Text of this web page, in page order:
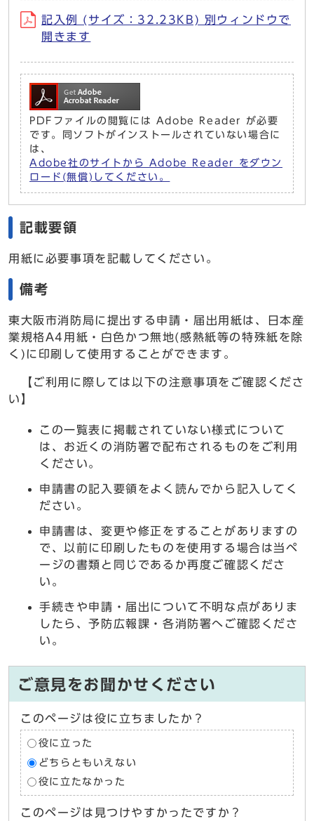
記入例 (サイズ：32.23KB) 別ウィンドウで
開きます
PDFファイルの閲覧には Adobe Reader が必要
です。同ソフトがインストールされていない場合に
は、
Adobe社のサイトから Adobe Reader をダウン
ロード(無償)してください。
記載要領
用紙に必要事項を記載してください。
備考
東大阪市消防局に提出する申請・届出用紙は、日本産
業規格A4用紙・白色かつ無地(感熱紙等の特殊紙を除
く)に印刷して使用することができます。
【ご利用に際しては以下の注意事項をご確認くださ
い】
この一覧表に掲載されていない様式について
は、お近くの消防署で配布されるものをご利用
ください。
申請書の記入要領をよく読んでから記入してく
ださい。
申請書は、変更や修正をすることがありますの
で、以前に印刷したものを使用する場合は当ペ
ージの書類と同じであるか再度ご確認くださ
い。
手続きや申請・届出について不明な点がありま
したら、予防広報課・各消防署へご確認くださ
い。
ご意見をお聞かせください
このページは役に立ちましたか？
役に立った
どちらともいえない
役に立たなかった
このページは見つけやすかったですか？